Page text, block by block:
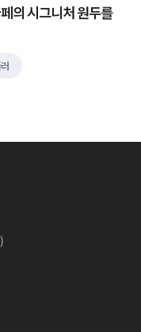
의 시그니처 원두를